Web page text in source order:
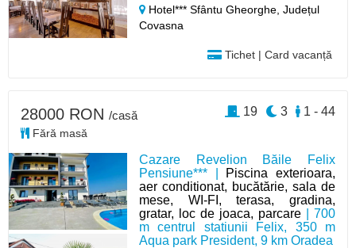
Hotel*** Sfântu Gheorghe,Județul
Covasna
Tichet | Card vacanță
Cazare Revelion Băile Felix
Pensiune*** | Piscina exterioara,
aer conditionat, bucătărie, sala de
mese, WI-FI, terasa, gradina,
gratar, loc de joaca, parcare | 700
m centrul statiunii Felix, 350 m
Aqua park President, 9 km Oradea
28000 RON /casă
Fără masă
1 - 44
3
19